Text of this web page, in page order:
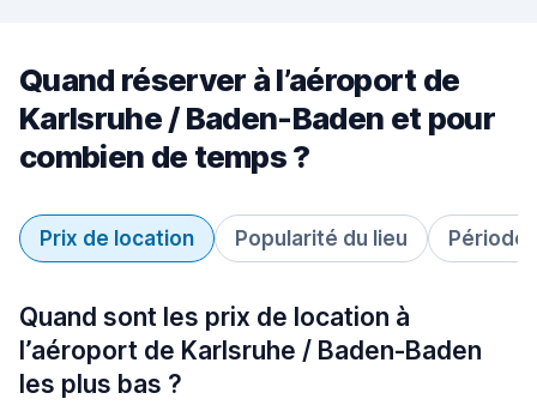
Quand réserver à l’aéroport de
Karlsruhe / Baden-Baden et pour
combien de temps ?
Prix de location Popularité du lieu Période
Quand sont les prix de location à
l’aéroport de Karlsruhe / Baden-Baden
les plus bas ?